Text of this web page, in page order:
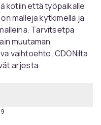
kotiin että työpaikalle
malleja kytkimellä ja
Tarvitsetpa
muutaman
vaihtoehto. CDONilta
arjesta